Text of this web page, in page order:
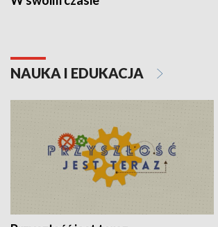
NAUKA I EDUKACJA